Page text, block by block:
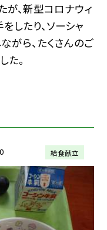
、新型コロナウィ
したり、ソーシャ
がら、たくさんのご
た。
給食献立